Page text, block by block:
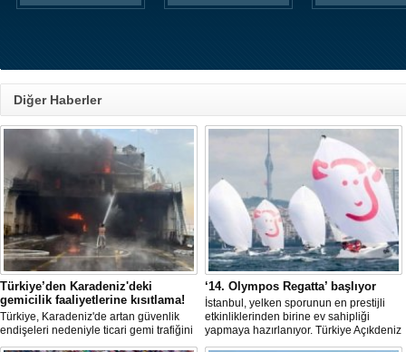
Diğer Haberler
Türkiye’den Karadeniz'deki
gemicilik faaliyetlerine kısıtlama!
Türkiye, Karadeniz'de artan güvenlik
endişeleri nedeniyle ticari gemi trafiğini
kısıtlamaya başladı. Bu durum,
‘14. Olympos Regatta’ başlıyor
İstanbul, yelken sporunun en prestijli
etkinliklerinden birine ev sahipliği
yapmaya hazırlanıyor. Türkiye Açıkdeniz
Yarış Kulübü (TAYK), Türkiye Yelken